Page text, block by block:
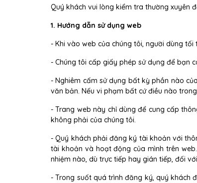
Quý khách vui lòng kiểm tra thường xuyên
1. Hướng dẫn sử dụng web
- Khi vào web của chúng tôi, người dùng
- Chúng tôi cấp giấy phép sử dụng để bạn
- Nghiêm cấm sử dụng bất kỳ phần nào
văn bản. Nếu vi phạm bất cứ điều nào
- Trang web này chỉ dùng để cung cấp
không phải của chúng tôi.
- Quý khách phải đăng ký tài khoản với
tài khoản và hoạt động của mình trên
nhiệm nào, dù trực tiếp hay gián tiếp, đối
- Trong suốt quá trình đăng ký, quý khách